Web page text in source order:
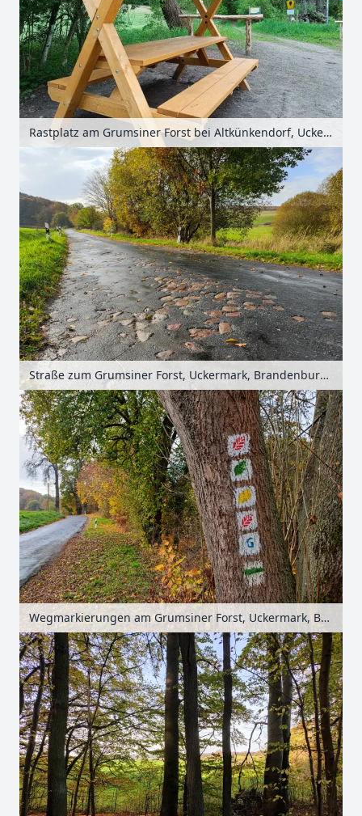
Rastplatz am Grumsiner Forst bei Altkünkendorf, Uckermark, Brandenburg, Deutschland
Straße zum Grumsiner Forst, Uckermark, Brandenburg, Deutschland
Wegmarkierungen am Grumsiner Forst, Uckermark, Brandenburg, Deutschland